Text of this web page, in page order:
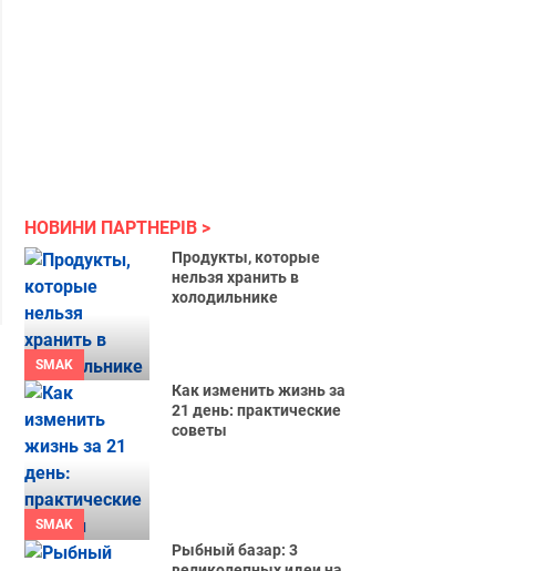
НОВИНИ ПАРТНЕРІВ
SMAK
Продукты, которые
нельзя хранить в
холодильнике
SMAK
Как изменить жизнь за
21 день: практические
советы
Рыбный базар: 3